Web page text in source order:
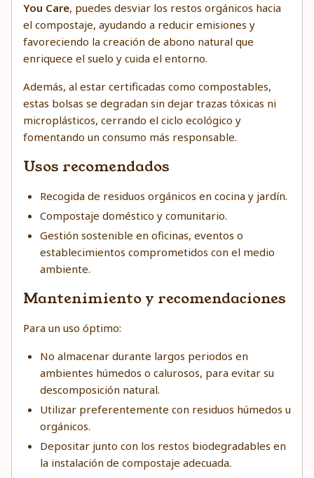
You Care, puedes desviar los restos orgánicos hacia
el compostaje, ayudando a reducir emisiones y
favoreciendo la creación de abono natural que
enriquece el suelo y cuida el entorno.
Además, al estar certificadas como compostables,
estas bolsas se degradan sin dejar trazas tóxicas ni
microplásticos, cerrando el ciclo ecológico y
fomentando un consumo más responsable.
Usos recomendados
Recogida de residuos orgánicos en cocina y jardín.
Compostaje doméstico y comunitario.
Gestión sostenible en oficinas, eventos o
establecimientos comprometidos con el medio
ambiente.
Mantenimiento y recomendaciones
Para un uso óptimo:
No almacenar durante largos periodos en
ambientes húmedos o calurosos, para evitar su
descomposición natural.
Utilizar preferentemente con residuos húmedos u
orgánicos.
Depositar junto con los restos biodegradables en
la instalación de compostaje adecuada.